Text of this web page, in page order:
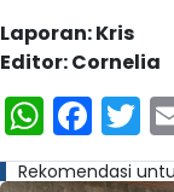
Laporan: Kris
Editor: Cornelia
Rekomendasi